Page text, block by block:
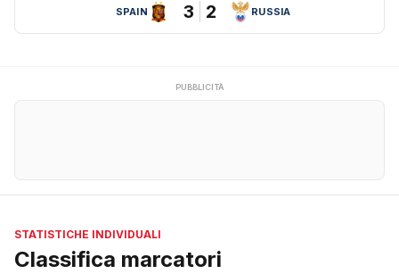
SPAIN 3 2 RUSSIA
PUBBLICITÀ
STATISTICHE INDIVIDUALI
Classifica marcatori